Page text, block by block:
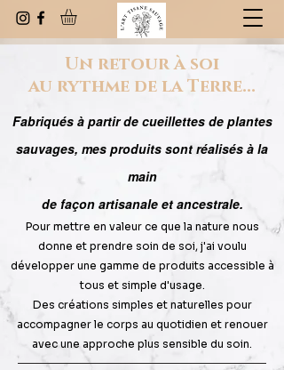
Un retour à soi
au rythme de la Terre...
Fabriqués à partir de cueillettes de plantes
sauvages, mes produits sont réalisés à la
main
de façon artisanale et ancestrale.
Pour mettre en valeur ce que la nature nous
donne et prendre soin de soi, j'ai voulu
développer une gamme de produits accessible à
tous et simple d'usage.
Des créations simples et naturelles pour
accompagner le corps au quotidien et renouer
avec une approche plus sensible du soin.